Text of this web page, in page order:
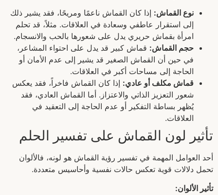
نوع القماش: إذا كان القماش ناعمًا ومريحًا، فقد يشير ذلك
إلى استقرار عاطفي وسعادة في العلاقات. مثلاً، قد تحلم
امرأة بقماش حريري يدل على شعورها بالحب والانسجام.
حجم القماش: قماش كبير قد يدل على احتواء المشاعر،
في حين أن القماش الصغير قد يشير إلى عدم الأمان أو
الحاجة إلى مساحات أكبر في العلاقات.
قماش مكلف أو عادي: إذا كان القماش فاخراً، فقد يعكس
شعور التعزيز الذاتي والاعتزاز. أما القماش العادي، فقد
يُظهر بساطة التفكير أو عدم الحاجة إلى التعقيد في
العلاقات.
تأثير لون القماش على تفسير الحلم
أحد العوامل المهمة في تفسير رؤية القماش هو لونه، فالألوان
تحمل دلالات قوية تعكس حالات نفسية وأحاسيس متعددة.
تأثير الألوان: